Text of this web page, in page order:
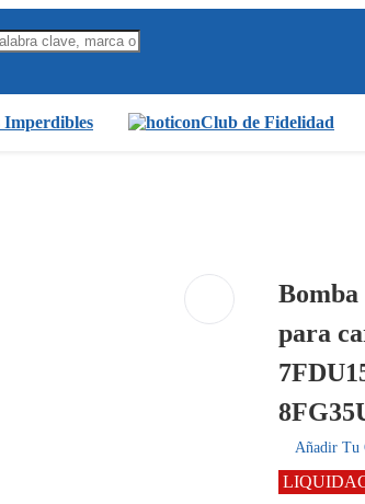
Imperdibles Club de Fidelidad
Bomba
para
Añadir Tu